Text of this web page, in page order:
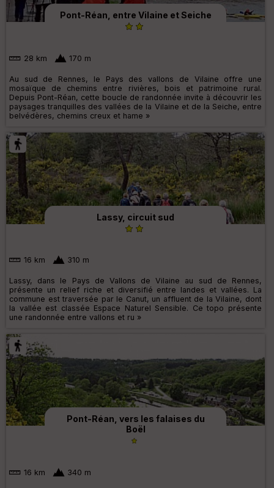
Pont-Réan, entre Vilaine et Seiche
28 km 170 m
Au sud de Rennes, le Pays des vallons de Vilaine offre une
mosaïque de chemins entre rivières, bois et patrimoine rural.
Depuis Pont-Réan, cette boucle de randonnée invite à découvrir les
paysages tranquilles des vallées de la Vilaine et de la Seiche, entre
belvédères, chemins creux et hame »
Lassy, circuit sud
16 km 310 m
Lassy, dans le Pays de Vallons de Vilaine au sud de Rennes,
présente un relief riche et diversifié entre landes et vallées. La
commune est traversée par le Canut, un affluent de la Vilaine, dont
la vallée est classée Espace Naturel Sensible. Ce topo présente
une randonnée entre vallons et ru »
Pont-Réan, vers les falaises du
Boël
16 km 340 m